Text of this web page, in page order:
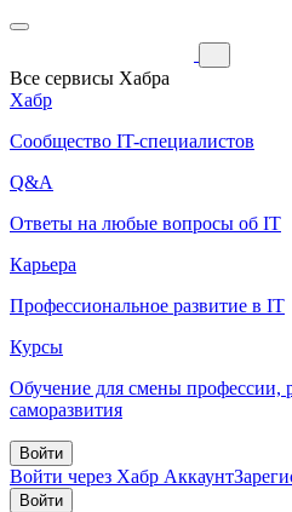
Все сервисы Хабра
Хабр
Сообщество IT-специалистов
Q&A
Ответы на любые вопросы об IT
Карьера
Профессиональное развитие в IT
Курсы
Обучение для смены профессии,
саморазвития
Войти
Войти через Хабр Аккаунт
Войти